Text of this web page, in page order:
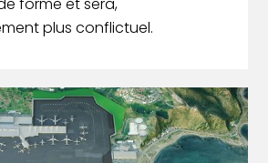
forme et sera,
plus conflictuel.